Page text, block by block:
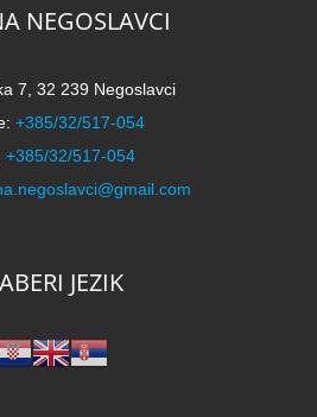
NEGOSLAVCI
7, 32 239 Negoslavci
+385/32/517-054
+385/32/517-054
JEZIK